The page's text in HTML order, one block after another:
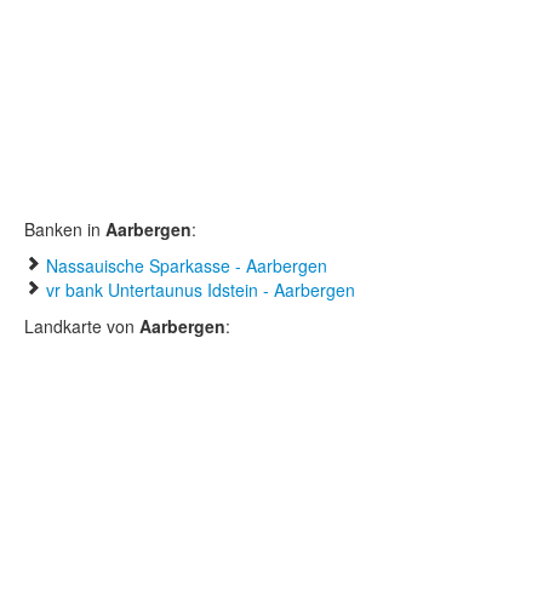
Banken in Aarbergen:
Nassauische Sparkasse - Aarbergen
vr bank Untertaunus Idstein - Aarbergen
Landkarte von Aarbergen: